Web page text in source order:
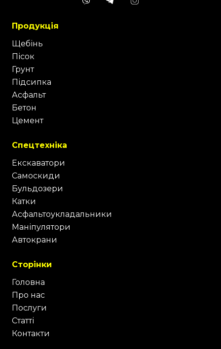
Продукція
Щебінь
Пісок
Грунт
Підсипка
Асфальт
Бетон
Цемент
Спецтехніка
Екскаватори
Самоскиди
Бульдозери
Катки
Асфальтоукладальники
Маніпулятори
Автокрани
Сторінки
Головна
Про нас
Послуги
Статті
Контакти